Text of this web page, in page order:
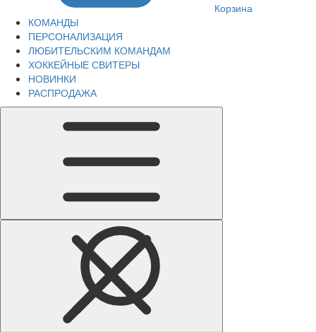
Корзина
КОМАНДЫ
ПЕРСОНАЛИЗАЦИЯ
ЛЮБИТЕЛЬСКИМ КОМАНДАМ
ХОККЕЙНЫЕ СВИТЕРЫ
НОВИНКИ
РАСПРОДАЖА